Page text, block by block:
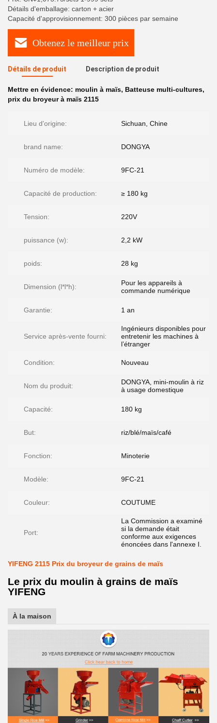
Détails d'emballage: carton + acier
Capacité d'approvisionnement: 300 pièces par semaine
Obtenez le meilleur prix
Détails de produit Description de produit
Mettre en évidence: moulin à maïs, Batteuse multi-cultures,
prix du broyeur à maïs 2115
Lieu d'origine: Sichuan, Chine
brand name: DONGYA
Numéro de modèle: 9FC-21
Capacité de production: ≥ 180 kg
Tension: 220V
puissance (w): 2,2 kW
poids: 28 kg
Dimension (l*l*h):
Pour les appareils à
commande numérique
Garantie: 1 an
Service après-vente fourni:
Ingénieurs disponibles pour
entretenir les machines à
l’étranger
Condition: Nouveau
Nom du produit:
DONGYA, mini-moulin à riz
à usage domestique
Capacité: 180 kg
But: riz/blé/maïs/café
Fonction: Minoterie
Modèle: 9FC-21
Couleur: COUTUME
Port:
La Commission a examiné
si la demande était
conforme aux exigences
énoncées dans l'annexe I.
YIFENG 2115 Prix du broyeur de grains de maïs
Le prix du moulin à grains de maïs
YIFENG
À la maison